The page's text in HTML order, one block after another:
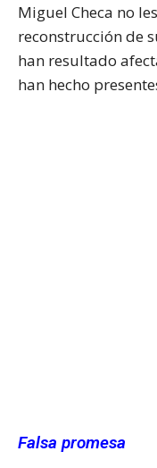
Miguel Checa no
reconstrucción de
han resultado
han hecho
Falsa promesa